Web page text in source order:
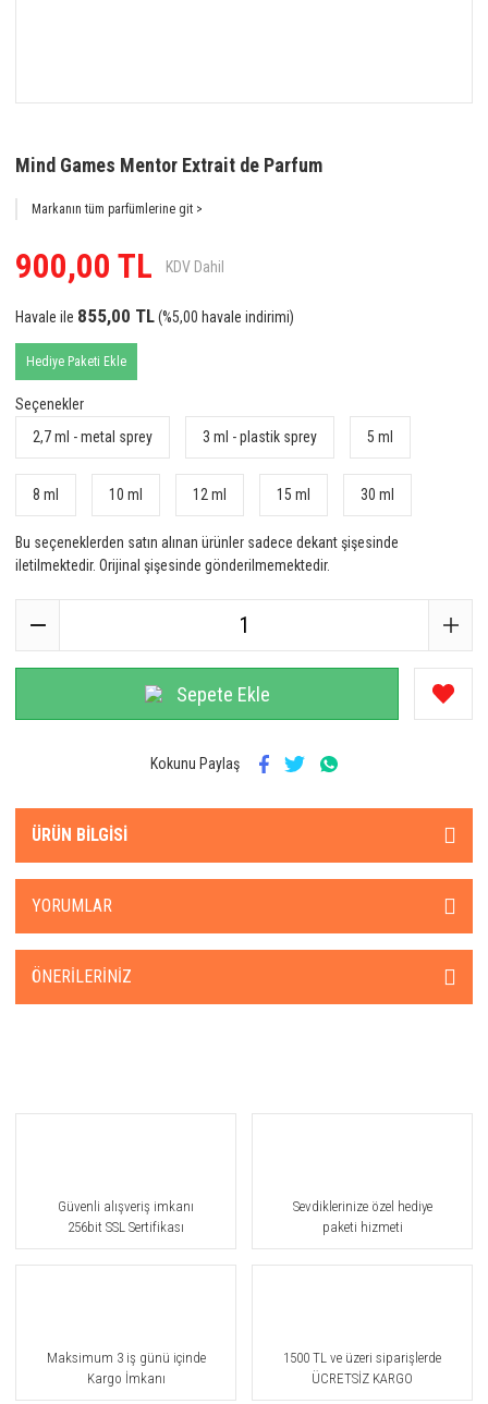
Mind Games Mentor Extrait de Parfum
Markanın tüm parfümlerine git >
900,00 TL KDV Dahil
Havale ile 855,00 TL(%5,00 havale indirimi)
Hediye Paketi Ekle
Seçenekler
2,7 ml - metal sprey
3 ml - plastik sprey 5 ml
8 ml 10 ml 12 ml 15 ml 30 ml
Bu seçeneklerden satın alınan ürünler sadece dekant şişesinde
iletilmektedir. Orijinal şişesinde gönderilmemektedir.
Sepete Ekle
Kokunu Paylaş
ÜRÜN BILGISI
YORUMLAR
ÖNERILERINIZ
Güvenli alışveriş imkanı
256bit SSL Sertifikası
Sevdiklerinize özel hediye
paketi hizmeti
Maksimum 3 iş günü içinde
Kargo İmkanı
1500 TL ve üzeri siparişlerde
ÜCRETSİZ KARGO